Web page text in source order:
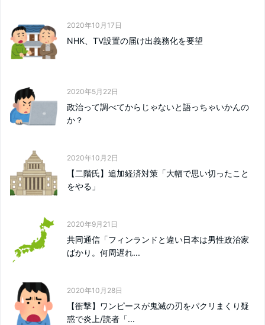
2020年10月17日
NHK、TV設置の届け出義務化を要望
2020年5月22日
政治って調べてからじゃないと語っちゃいかんの
か？
2020年10月2日
【二階氏】追加経済対策「大幅で思い切ったこと
をやる」
2020年9月21日
共同通信「フィンランドと違い日本は男性政治家
ばかり。何周遅れ...
2020年10月28日
【衝撃】ワンピースが鬼滅の刃をパクリまくり疑
惑で炎上/読者「...